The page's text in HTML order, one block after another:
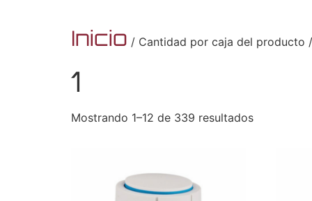
Inicio / Cantidad por caja del producto
1
Mostrando 1–12 de 339 resultados